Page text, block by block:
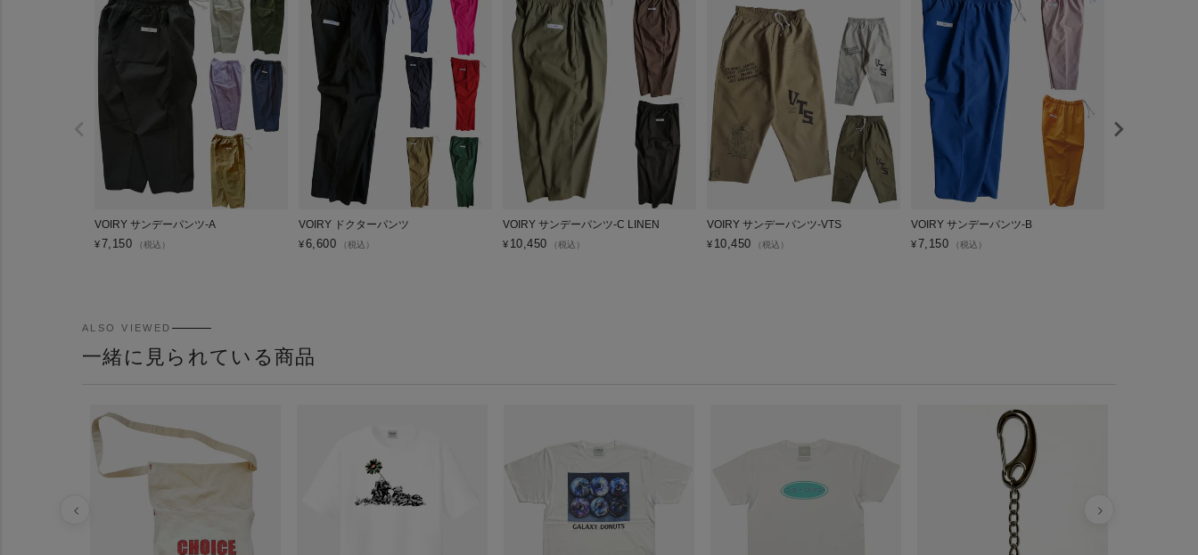
VOIRY サンデーパンツ-A
¥7,150 （税込）
VOIRY ドクターパンツ
¥6,600 （税込）
VOIRY サンデーパンツ-C LINEN
¥ 10,450 （税込）
VOIRY サンデーパンツ-VTS
¥ 10,450 （税込）
VOIRY サンデーパンツ-B
¥7,150 （税込）
ALSO VIEWED
一緒に見られている商品